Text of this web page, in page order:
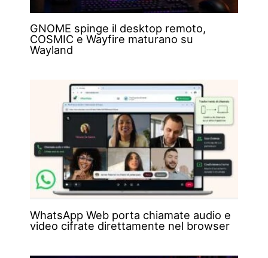
GNOME spinge il desktop remoto,
COSMIC e Wayfire maturano su
Wayland
WhatsApp Web porta chiamate audio e
video cifrate direttamente nel browser